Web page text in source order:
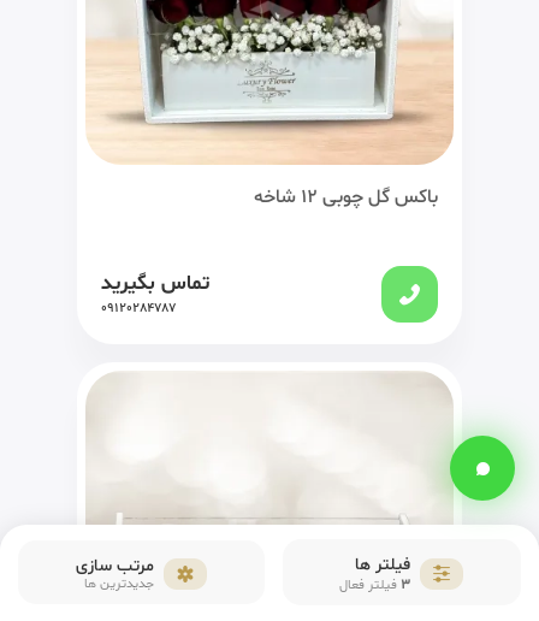
فیلتر ها
3 فیلتر فعال
مرتب سازی
جدیدترین ها
باکس گل چوبی 12 شاخه
تماس بگیرید
09120284787